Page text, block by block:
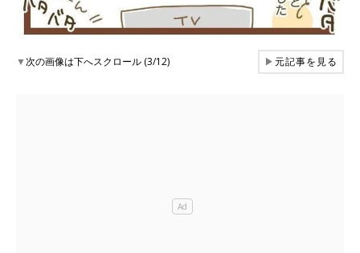
▼次の画像は下へスクロール (3/12) ▶元記事を見る